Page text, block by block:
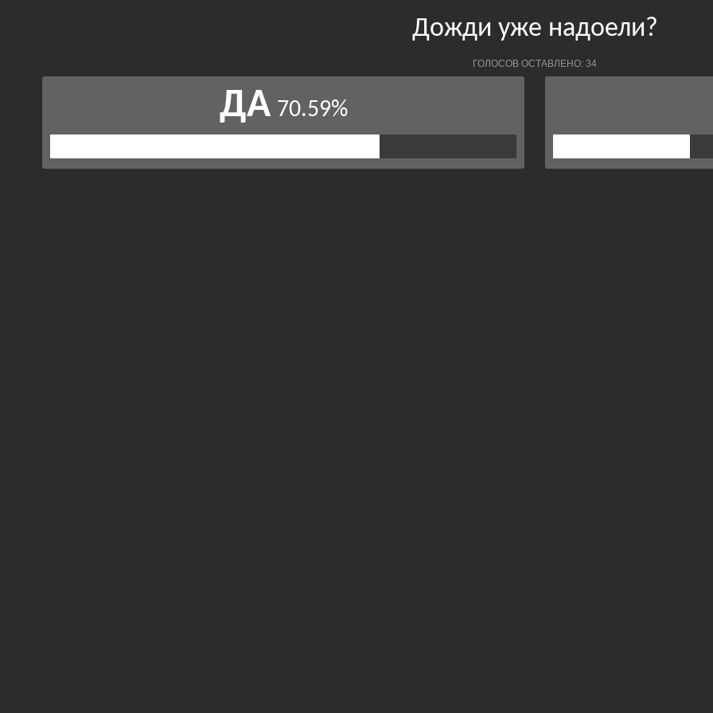
Дожди уже надоели?
ГОЛОСОВ ОСТАВЛЕНО: 34
ДА 70.59%